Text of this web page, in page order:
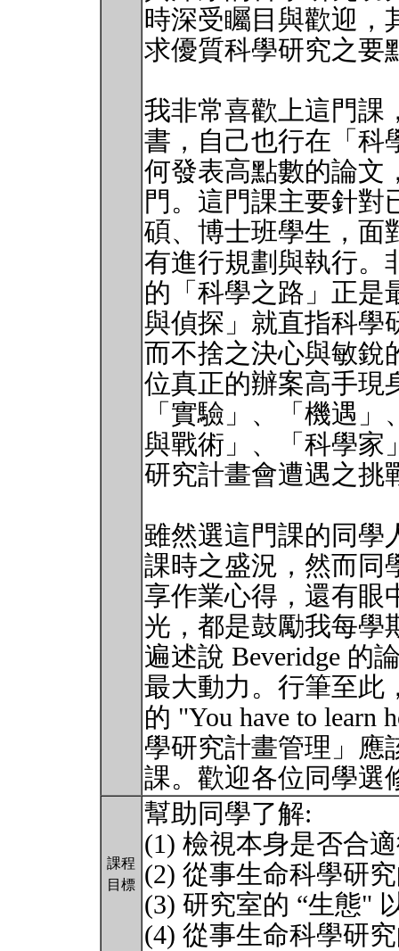
時深受矚目與歡迎，
求優質科學研究之要
我非常喜歡上這門課
書，自己也行在「科
何發表高點數的論文
門。這門課主要針對
碩、博士班學生，面
有進行規劃與執行。
的「科學之路」正是
與偵探」就直指科學
而不捨之決心與敏銳
位真正的辦案高手現
「實驗」、「機遇
與戰術」、「科學家
研究計畫會遭遇之挑
雖然選這門課的同學
課時之盛況，然而同
享作業心得，還有眼
光，都是鼓勵我每學
遍述說 Beveridge 的
最大動力。行筆至此
的 "You have to learn
學研究計畫管理」應
課。歡迎各位同學
課程
目標
幫助同學了解:
(1) 檢視本身是否合
(2) 從事生命科學研
(3) 研究室的 “生態"
(4) 從事生命科學研